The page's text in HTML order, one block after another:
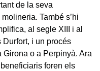
de la seva
També s’hi
al segle XIII i al
i un procés
o a Perpinyà. Ara
foren els